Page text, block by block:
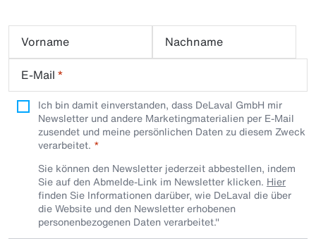
Vorname
Nachname
E-Mail *
Ich bin damit einverstanden, dass DeLaval GmbH mir
Newsletter und andere Marketingmaterialien per E-Mail
zusendet und meine persönlichen Daten zu diesem Zweck
verarbeitet.
Sie können den Newsletter jederzeit abbestellen, indem
Sie auf den Abmelde-Link im Newsletter klicken. Hier
finden Sie Informationen darüber, wie DeLaval die über
die Website und den Newsletter erhobenen
personenbezogenen Daten verarbeitet."